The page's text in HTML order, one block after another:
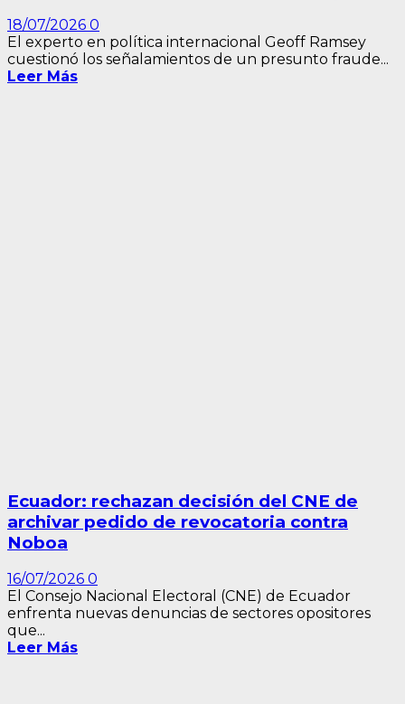
18/07/2026 0
El experto en política internacional Geoff Ramsey
cuestionó los señalamientos de un presunto fraude...
Leer Más
Ecuador: rechazan decisión del CNE de
archivar pedido de revocatoria contra
Noboa
16/07/2026 0
El Consejo Nacional Electoral (CNE) de Ecuador
enfrenta nuevas denuncias de sectores opositores
que...
Leer Más